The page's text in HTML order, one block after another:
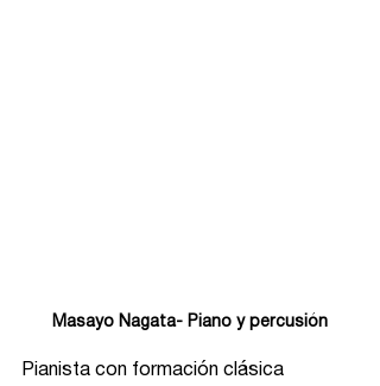
Masayo Nagata- Piano y percusión
Pianista con formación clásica